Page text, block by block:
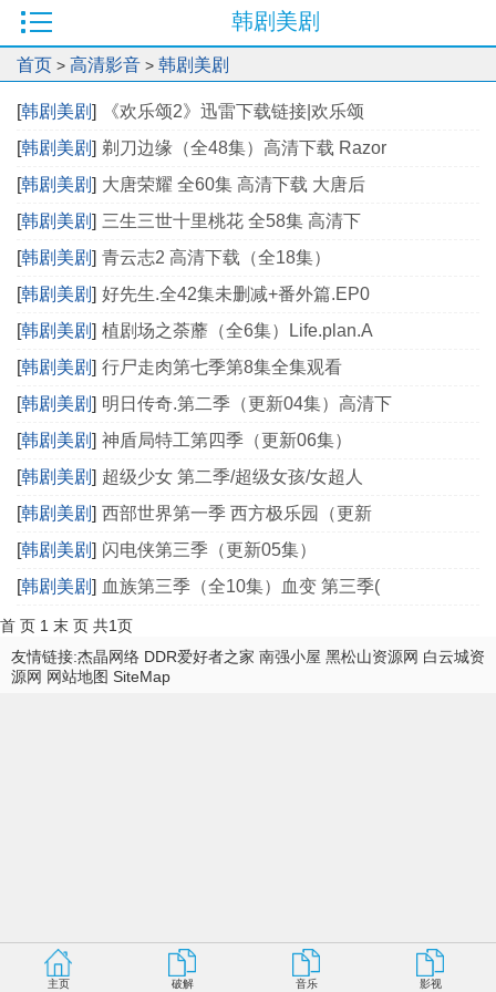
韩剧美剧
首页 > 高清影音 > 韩剧美剧
[韩剧美剧]
《欢乐颂2》迅雷下载链接|欢乐颂
[韩剧美剧] 剃刀边缘（全48集）高清下载 Razor
[韩剧美剧] 大唐荣耀 全60集 高清下载 大唐后
[韩剧美剧] 三生三世十里桃花 全58集 高清下
[韩剧美剧] 青云志2 高清下载（全18集）
[韩剧美剧] 好先生.全42集未删减+番外篇.EP0
[韩剧美剧] 植剧场之荼蘼（全6集）Life.plan.A
[韩剧美剧] 行尸走肉第七季第8集全集观看
[韩剧美剧] 明日传奇.第二季（更新04集）高清下
[韩剧美剧] 神盾局特工第四季（更新06集）
[韩剧美剧] 超级少女 第二季/超级女孩/女超人
[韩剧美剧] 西部世界第一季 西方极乐园（更新
[韩剧美剧] 闪电侠第三季（更新05集）
[韩剧美剧] 血族第三季（全10集）血变 第三季(
首 页 1 末 页 共1页
友情链接:杰晶网络 DDR爱好者之家 南强小屋 黑松山资源网 白云城资
源网 网站地图 SiteMap
主页 破解 音乐 影视